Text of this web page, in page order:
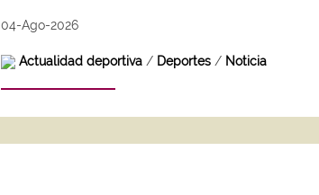
04-Ago-2026
Actualidad deportiva/ Deportes/ Noticia